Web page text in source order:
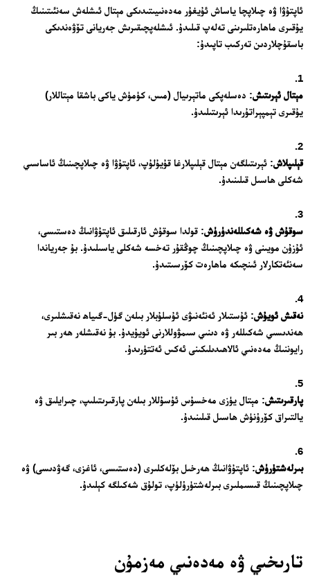
24 سائەت ئەزالىق پىلانى
ئاپتۇۋا ۋە چىلاپچا ياساش ئۇيغۇر مەدەنىيىتىدىكى مېتال ئىشلەش سەنئىتىنىڭ
يۇقىرى ماھارەتلىرىنى تەلەپ قىلىدۇ. ئىشلەپچىقىرىش جەريانى تۆۋەندىكى
باسقۇچلاردىن تەركىب تاپىدۇ:
مېتال ئېرىتىش: دەسلەپكى ماتېرىيال (مىس، كۈمۈش ياكى باشقا مېتاللار)
يۇقىرى تېمپېراتۇرىدا ئېرىتىلىدۇ.
قېلىپلاش: ئېرىتىلگەن مېتال قېلىپلارغا قۇيۇلۇپ، ئاپتۇۋا ۋە چىلاپچىنىڭ ئاساسىي
شەكلى ھاسىل قىلىنىدۇ.
سوقۇش ۋە شەكىللەندۈرۈش: قولدا سوقۇش ئارقىلىق ئاپتۇۋانىڭ دەستىسى،
ئۇزۇن مويىنى ۋە چىلاپچىنىڭ چوڭقۇر تەخسە شەكلى ياسىلىدۇ. بۇ جەرياندا
سەنئەتكارلار ئىنچىكە ماھارەت كۆرسىتىدۇ.
نەقىش ئويۇش: ئۇستىلار ئەنئەنىۋى ئۇسلۇبلار بىلەن گۈل-گىياھ نەقىشلىرى،
ھەندىسىي شەكىللەر ۋە دىنىي سىمۋوللارنى ئويۇيدۇ. بۇ نەقىشلەر ھەر بىر
رايوننىڭ مەدەنىي ئالاھىدىلىكىنى ئەكس ئەتتۈرىدۇ.
پارقىرىتىش: مېتال يۈزى مەخسۇس ئۇسۇللار بىلەن پارقىرىتىلىپ، چىرايلىق ۋە
يالتىراق كۆرۈنۈش ھاسىل قىلىنىدۇ.
بىرلەشتۈرۈش: ئاپتۇۋانىڭ ھەرخىل بۆلەكلىرى (دەستىسى، ئاغزى، گەۋدىسى) ۋە
چىلاپچىنىڭ قىسىملىرى بىرلەشتۈرۈلۈپ، تولۇق شەكىلگە كېلىدۇ.
تارىخىي ۋە مەدەنىي مەزمۇن